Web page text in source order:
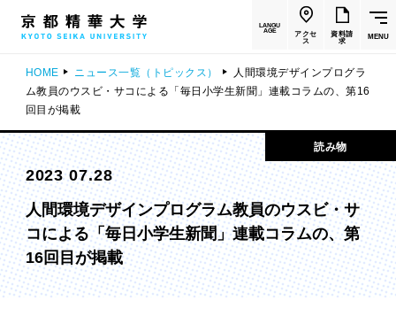
LANGU
AGE
アクセ
ス
資料請
求
MENU
HOME ニュース一覧（トピックス）
人間環境デザインプログラ
ム教員のウスビ・サコによる「毎日小学生新聞」連載コラムの、第16
回目が掲載
読み物
2023 07.28
人間環境デザインプログラム教員のウスビ・サ
コによる「毎日小学生新聞」連載コラムの、第
16回目が掲載